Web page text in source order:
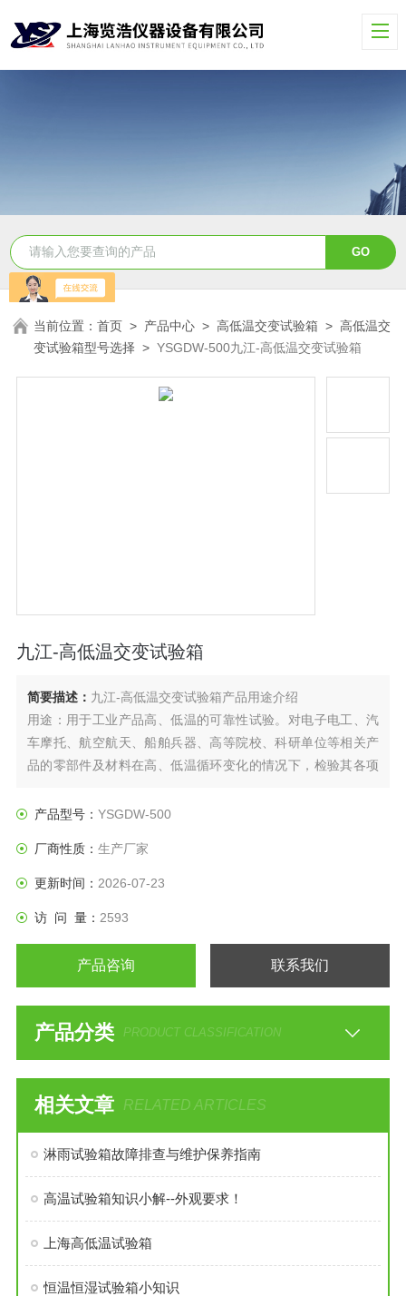
当前位置：首页 > 产品中心 >高低温交变试验箱 >高低温交
变试验箱型号选择 >YSGDW-500九江-高低温交变试验箱
九江-高低温交变试验箱
简要描述： 九江-高低温交变试验箱产品用途介绍
用途：用于工业产品高、低温的可靠性试验。对电子电工、汽
车摩托、航空航天、船舶兵器、高等院校、科研单位等相关产
品的零部件及材料在高、低温循环变化的情况下，检验其各项
产品型号： YSGDW-500
厂商性质： 生产厂家
更新时间： 2026-07-23
访 问 量： 2593
产品咨询 联系我们
产品分类 PRODUCT CLASSIFICATION
相关文章 RELATED ARTICLES
淋雨试验箱故障排查与维护保养指南
高温试验箱知识小解--外观要求！
上海高低温试验箱
恒温恒湿试验箱小知识